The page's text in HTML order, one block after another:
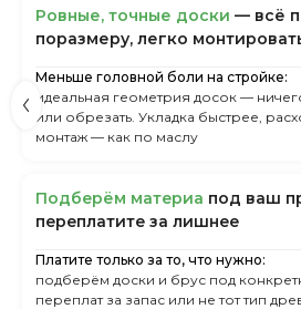
Ровные, точные доски — всё
поразмеру, легкo
Меньше головной боли на стройке:
идеальная геометрия досок —
или обрезать. Укладка быстрее,
монтаж — как по маслу
Пoдбepём мaтepиa пoд вaш
пepeплaтитe зa лишнee
Платите только за то, что нужно:
подберём доски и брус под
переплат за запас или не тот тип